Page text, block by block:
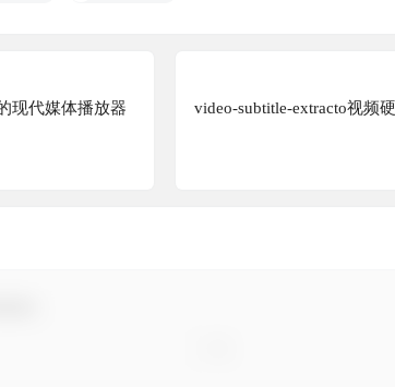
现代媒体播放器
video-subtitle-extracto视频